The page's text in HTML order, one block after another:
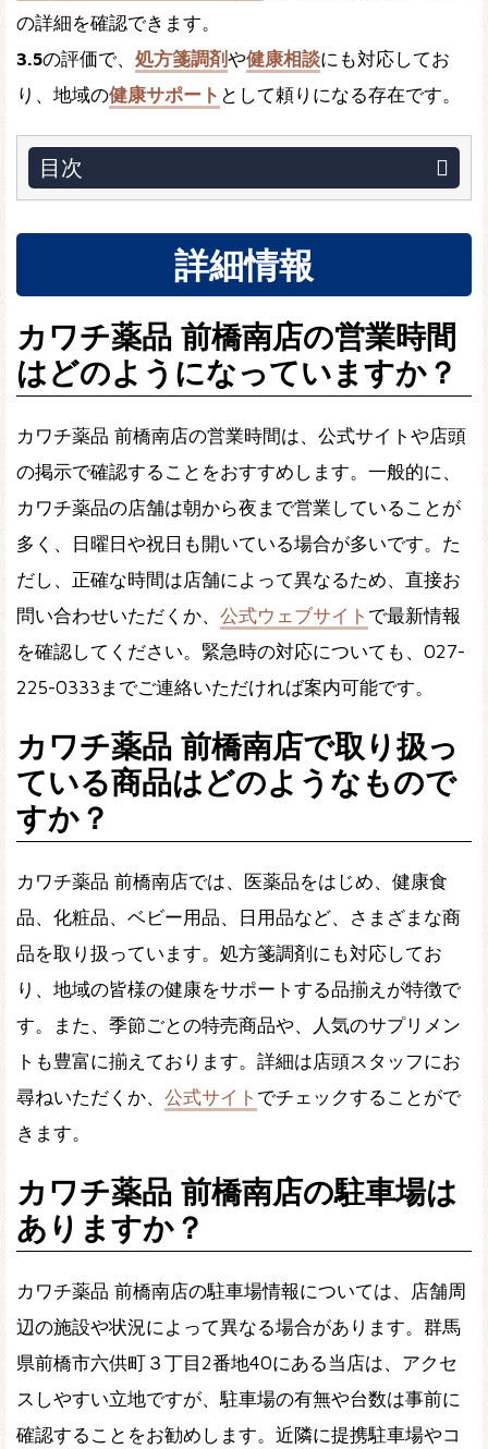
の詳細を確認できます。
3.5の評価で、 処方箋調剤や健康相談にも対応してお
り、地域の健康サポート として頼りになる存在です。
目次
詳細情報
カワチ薬品 前橋南店の営業時間
はどのようになっていますか？
カワチ薬品 前橋南店の営業時間は、公式サイトや店頭
の掲示で確認することをおすすめします。一般的に、
カワチ薬品の店舗は朝から夜まで営業していることが
多く、日曜日や祝日も開いている場合が多いです。た
だし、正確な時間は店舗によって異なるため、直接お
問い合わせいただくか、 公式ウェブサイト で最新情報
を確認してください。緊急時の対応についても、027-
225-0333までご連絡いただければ案内可能です。
カワチ薬品 前橋南店で取り扱っ
ている商品はどのようなもので
すか？
カワチ薬品 前橋南店では、医薬品をはじめ、健康食
品、化粧品、ベビー用品、日用品など、さまざまな商
品を取り扱っています。処方箋調剤にも対応してお
り、地域の皆様の健康をサポートする品揃えが特徴で
す。また、季節ごとの特売商品や、人気のサプリメン
トも豊富に揃えております。詳細は店頭スタッフにお
尋ねいただくか、 公式サイト でチェックすることがで
きます。
カワチ薬品 前橋南店の駐車場は
ありますか？
カワチ薬品 前橋南店の駐車場情報については、店舗周
辺の施設や状況によって異なる場合があります。群馬
県前橋市六供町３丁目2番地40にある当店は、アクセ
スしやすい立地ですが、駐車場の有無や台数は事前に
確認することをお勧めします。近隣に提携駐車場やコ